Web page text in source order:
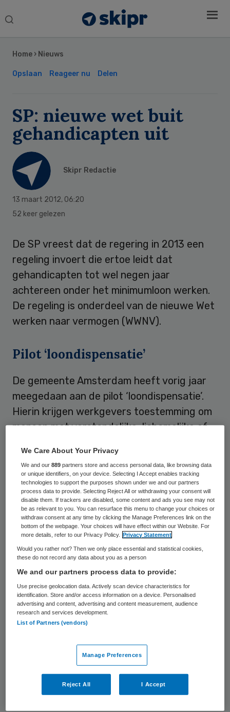
Search
Home › Nieuws
Opslaan Reageer nu Delen
SP: nieuwe wet buit
gehandicapten uit
Skipr Redactie
13 maart 2012, 06:20
52 keer gelezen
De SP vreest dat de regering in 2013 een
regeling invoert die ertoe leidt dat
gehandicapten tot wel negen jaar
achtereen onder het minimumloon werken.
De regeling is onderdeel van de nieuwe Wet
werken naar vermogen (WWNV).
Pilot ‘loondispensatie’
De gemeente Amsterdam heeft vorig jaar
meegedaan aan de pilot ‘loondispensatie’.
Hierin krijgen werkgevers toestemming om
mensen met verstandelijke, lichamelijke of
voor minder dan het minimumloon. “Ondanks
dat de werknemers een aanvulling
ontvangen, blijven ze daarmee vaak nog
onder het minimumloon”, zegt Maureen van
der Pligt van de SP in Amsterdam. Zij vreest
dat minister Kamp deze regeling er snel
door probeert te drukken. Voor de pilot van
zou zijn. Na de pilot heeft minister Kamp
een brief gestuurd waarin hij stelt dat de
pilot een succes is en de regeling landelijk
ingevoerd kan worden. Aanvullende
informatie en uitleg waarop hij zijn
conclusie baseert, ontbrak daarbij aldus
Van der Pligt. Op vragen daarover is hij niet
Sidebar
We Care About Your Privacy
We and our889 partners store and access personal data, like browsing data
or unique identifiers, on your device. Selecting I Accept enables tracking
technologies to support the purposes shown under we and our partners
process data to provide. Selecting Reject All or withdrawing your consent will
disable them. If trackers are disabled, some content and ads you see may not
be as relevant to you. You can resurface this menu to change your choices or
withdraw consent at any time by clicking the Manage Preferences link on the
bottom of the webpage. Your choices will have effect within our Website. For
more details, refer to our Privacy Policy.
Privacy Statement
Would you rather not? Then we only place essential and statistical cookies,
these do not record any data about you as a person
We and our partners process data to provide:
Use precise geolocation data. Actively scan device characteristics for
identification. Store and/or access information on a device. Personalised
advertising and content, advertising and content measurement, audience
research and services development.
List of Partners (vendors)
Manage Preferences
Reject All I Accept